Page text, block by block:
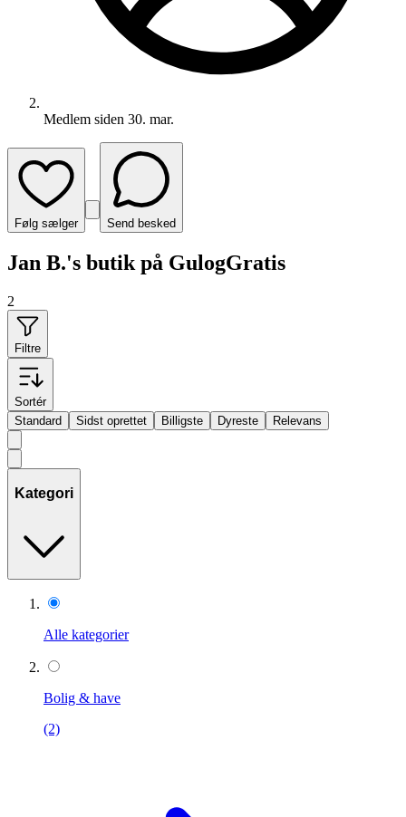
Medlem siden 30. mar.
Følg sælger Send besked
Jan B.'s butik på GulogGratis
2
Filtre
Sortér
Standard
Sidst oprettet Billigste Dyreste Relevans
Kategori
Alle kategorier
Bolig & have
(2)